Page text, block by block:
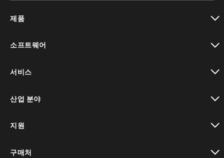
제품
소프트웨어
서비스
산업 분야
지원
구매처